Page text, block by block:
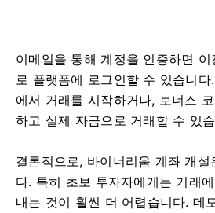
이메일을 통해 계정을 인증하면
로 플랫폼에 로그인할 수 있습니
에서 거래를 시작하거나, 보너스
하고 실제 자금으로 거래할 수 있
결론적으로, 바이너리움 계좌 개
다. 특히 초보 투자자에게는 거래
내는 것이 훨씬 더 어렵습니다. 데